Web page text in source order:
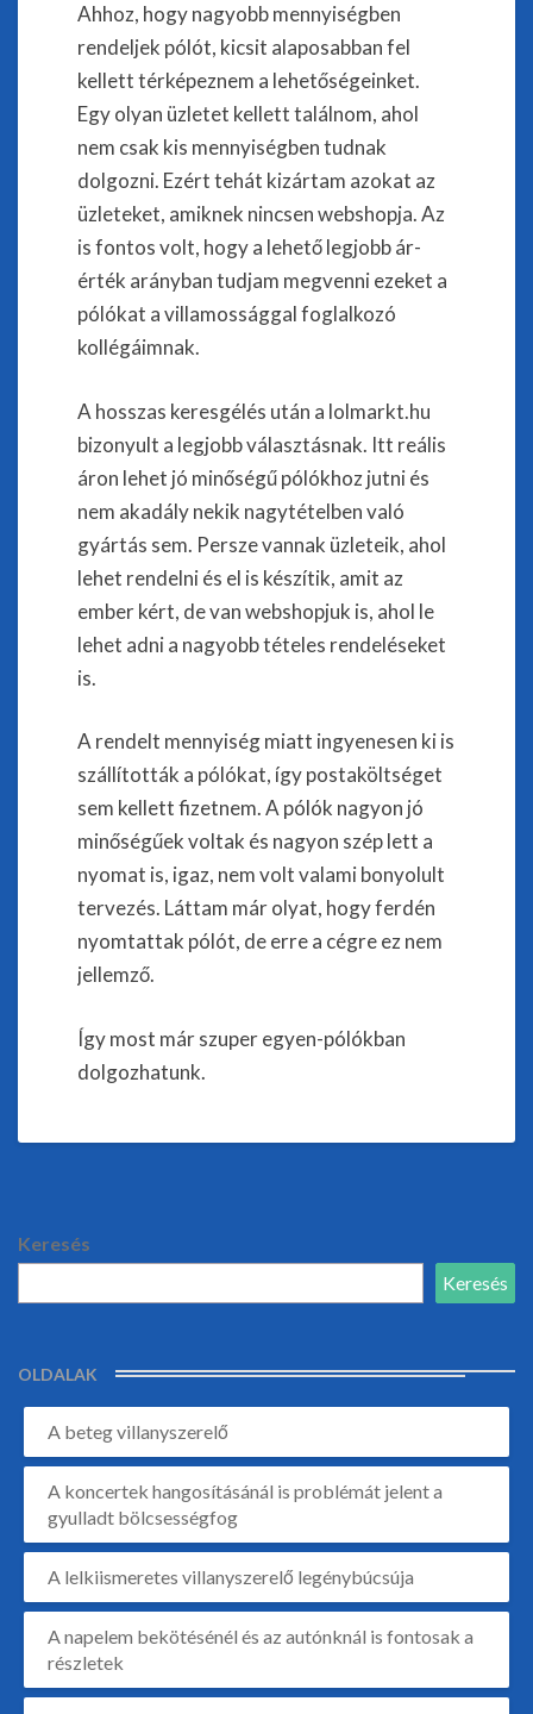
Ahhoz, hogy nagyobb mennyiségben
rendeljek pólót, kicsit alaposabban fel
kellett térképeznem a lehetőségeinket.
Egy olyan üzletet kellett találnom, ahol
nem csak kis mennyiségben tudnak
dolgozni. Ezért tehát kizártam azokat az
üzleteket, amiknek nincsen webshopja. Az
is fontos volt, hogy a lehető legjobb ár-
érték arányban tudjam megvenni ezeket a
pólókat a villamossággal foglalkozó
kollégáimnak.
A hosszas keresgélés után a lolmarkt.hu
bizonyult a legjobb választásnak. Itt reális
áron lehet jó minőségű pólókhoz jutni és
nem akadály nekik nagytételben való
gyártás sem. Persze vannak üzleteik, ahol
lehet rendelni és el is készítik, amit az
ember kért, de van webshopjuk is, ahol le
lehet adni a nagyobb tételes rendeléseket
is.
A rendelt mennyiség miatt ingyenesen ki is
szállították a pólókat, így postaköltséget
sem kellett fizetnem. A pólók nagyon jó
minőségűek voltak és nagyon szép lett a
nyomat is, igaz, nem volt valami bonyolult
tervezés. Láttam már olyat, hogy ferdén
nyomtattak pólót, de erre a cégre ez nem
jellemző.
Így most már szuper egyen-pólókban
dolgozhatunk.
Keresés
Keresés
OLDALAK
A beteg villanyszerelő
A koncertek hangosításánál is problémát jelent a
gyulladt bölcsességfog
A lelkiismeretes villanyszerelő legénybúcsúja
A napelem bekötésénél és az autónknál is fontosak a
részletek